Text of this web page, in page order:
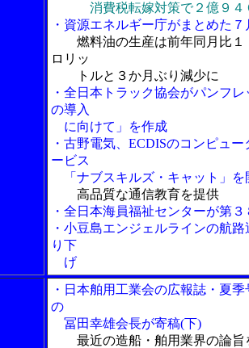
消費税転嫁対策で２億９４
・資源エネルギー庁がまとめた
燃料油の生産は前年同月比
ロリッ
トルと３か月ぶり減少に
・全日本トラック協会がパンフ
の導入
に向けて」を作成
・古野電気、ECDISのコンピュ
ービス
「ナブスキルズ・キャット」を
高品質な通信教育を提供
・全日本海員福祉センターが第
・小豆島エンジェルラインの航
り下
げ
・日本舶用工業会の広報誌・夏
の
冨田幸雄会長が寄稿(下)
最近の造船・舶用業界の論旨